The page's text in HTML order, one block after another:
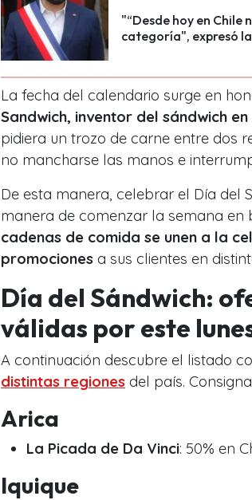
"“Desde hoy en Chile
categoría", expresó
La fecha del calendario surge en
Sandwich, inventor del sándwich
pidiera un trozo de carne entre dos
no mancharse las manos e
De esta manera, celebrar el Día del
manera de comenzar la semana en
cadenas de comida se unen a la
promociones a sus clientes en
Día del Sándwich:
válidas por este
A continuación descubre el listado
distintas regiones del país.
Arica
La Picada de Da Vinci: 50% en
Iquique